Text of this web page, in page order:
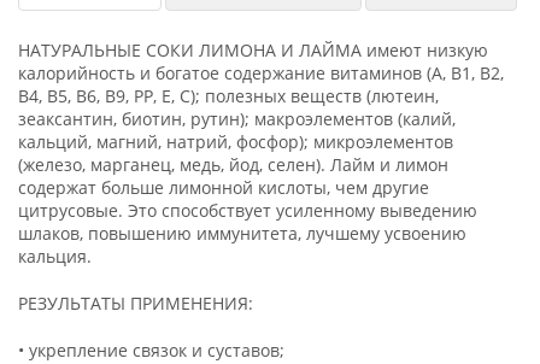
НАТУРАЛЬНЫЕ СОКИ ЛИМОНА И ЛАЙМА имеют низкую
калорийность и богатое содержание витаминов (А, В1, В2,
В4, В5, В6, В9, РР, Е, С); полезных веществ (лютеин,
зеаксантин, биотин, рутин); макроэлементов (калий,
кальций, магний, натрий, фосфор); микроэлементов
(железо, марганец, медь, йод, селен). Лайм и лимон
содержат больше лимонной кислоты, чем другие
цитрусовые. Это способствует усиленному выведению
шлаков, повышению иммунитета, лучшему усвоению
кальция.
РЕЗУЛЬТАТЫ ПРИМЕНЕНИЯ:
• укрепление связок и суставов;